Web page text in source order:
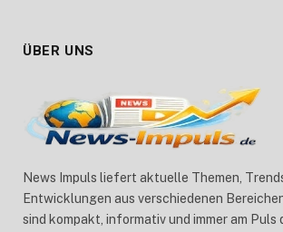
ÜBER UNS
News Impuls liefert aktuelle Themen,
Entwicklungen aus verschiedenen
sind kompakt, informativ und immer am Puls